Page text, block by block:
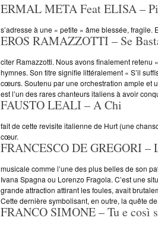
ERMAL META Feat ELISA –
s’adresse à une « petite » âme blessée,
EROS RAMAZZOTTI – Se
citer Ramazzotti. Nous avons finalement retenu
hymnes. Son titre signifie littéralement « S’il
cœurs. Soutenu par une orchestration ample et
est l’un des rares chanteurs italiens à avoir
FAUSTO LEALI – A Chi
fait de cette revisite italienne de Hurt (une
cœur.
FRANCESCO DE GREGORI –
musicale comme l’une des plus belles de son
Ivana Spagna ou Lorenzo Fragola. C’est une
grande attraction attirant les foules, avait
Cette dernière symbolisant, en outre, la quête
FRANCO SIMONE – Tu e così